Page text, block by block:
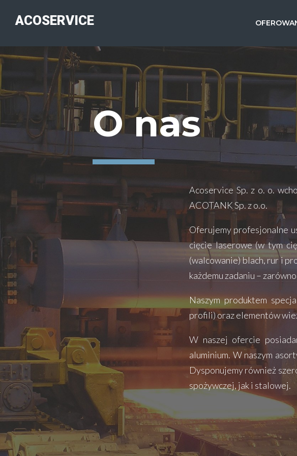
ACOSERVICE
O nas
Acoservice Sp. z o. o.
ACOTANK Sp. z o.o.
Oferujemy profesjonalne
cięcie laserowe (w tym
(walcowanie) blach, rur i
każdemu zadaniu –
Naszym produktem
profili) oraz elementów
W naszej ofercie
aluminium. W naszym
Dysponujemy również
spożywczej, jak i stalowej.